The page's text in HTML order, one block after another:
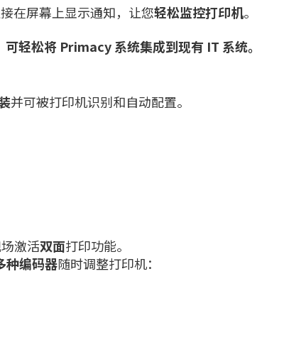
在屏幕上显示通知，让您轻松监控打印机。
可轻松将 Primacy系统集成到现有 IT 系统。
并可被打印机识别和自动配置。
激活双面打印功能。
种编码器随时调整打印机：